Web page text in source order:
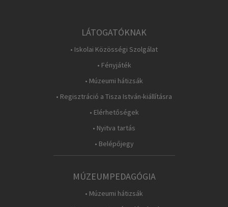
LÁTOGATÓKNAK
• Iskolai Közösségi Szolgálat
• Fényjáték
• Múzeumi hátizsák
• Regisztráció a Tisza István-kiállításra
• Elérhetőségek
• Nyitva tartás
• Belépőjegy
MÚZEUMPEDAGÓGIA
• Múzeumi hátizsák